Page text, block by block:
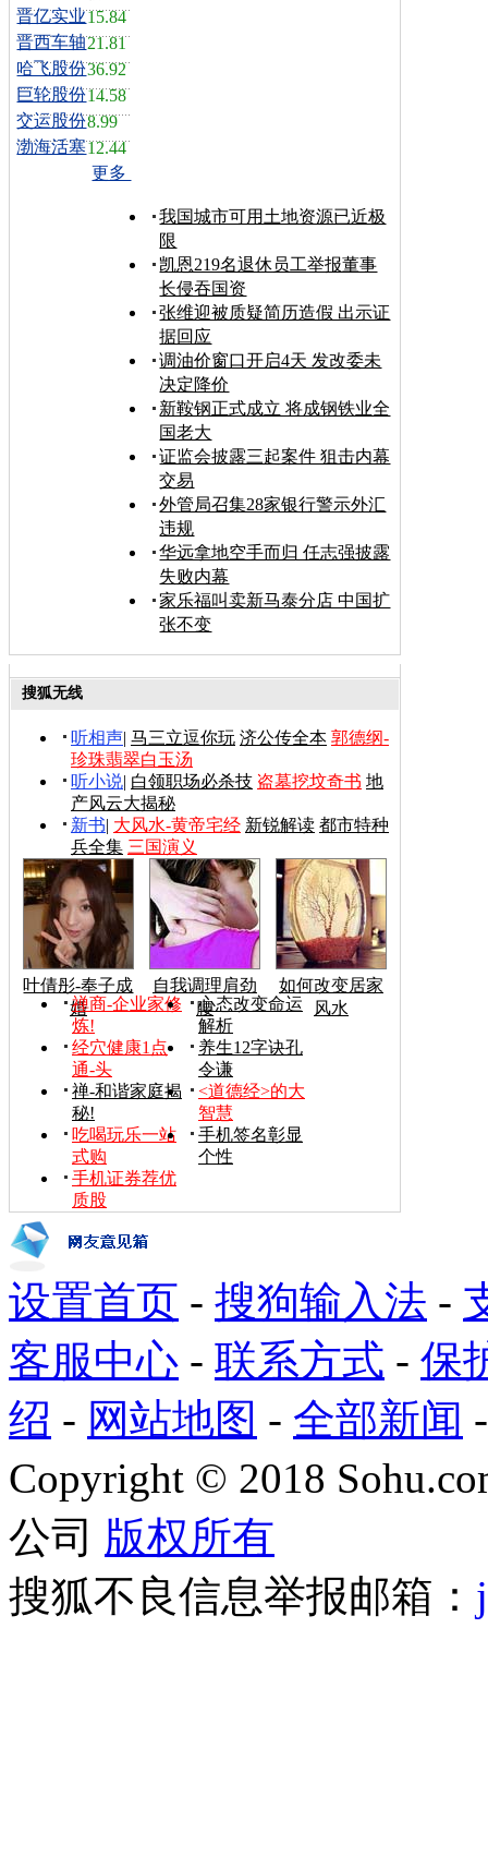
晋亿实业15.84
晋西车轴21.81
哈飞股份36.92
巨轮股份14.58
交运股份8.99
渤海活塞12.44
更多
我国城市可用土地资源已近极
限
凯恩219名退休员工举报董事
长侵吞国资
张维迎被质疑简历造假 出示证
据回应
调油价窗口开启4天 发改委未
决定降价
新鞍钢正式成立 将成钢铁业全
国老大
证监会披露三起案件 狙击内幕
交易
外管局召集28家银行警示外汇
违规
华远拿地空手而归 任志强披露
失败内幕
家乐福叫卖新马泰分店 中国扩
张不变
搜狐无线
听相声| 马三立逗你玩 济公传全本 郭德纲-
珍珠翡翠白玉汤
听小说| 白领职场必杀技 盗墓挖坟奇书 地
产风云大揭秘
新书| 大风水-黄帝宅经 新锐解读 都市特种
兵全集 三国演义
叶倩彤-奉子成
婚
自我调理肩劲
腰
如何改变居家
风水
禅商-企业家修
炼!
心态改变命运
解析
经穴健康1点
通-头
养生12字诀孔
令谦
禅-和谐家庭揭
秘!
<道德经>的大
智慧
吃喝玩乐一站
式购
手机签名彰显
个性
手机证券荐优
质股
设置首页 - 搜狗输入法 -
客服中心 - 联系方式 - 保
绍 - 网站地图 - 全部新闻
Copyright © 2018
公司 版权所有
搜狐不良信息举报邮箱：